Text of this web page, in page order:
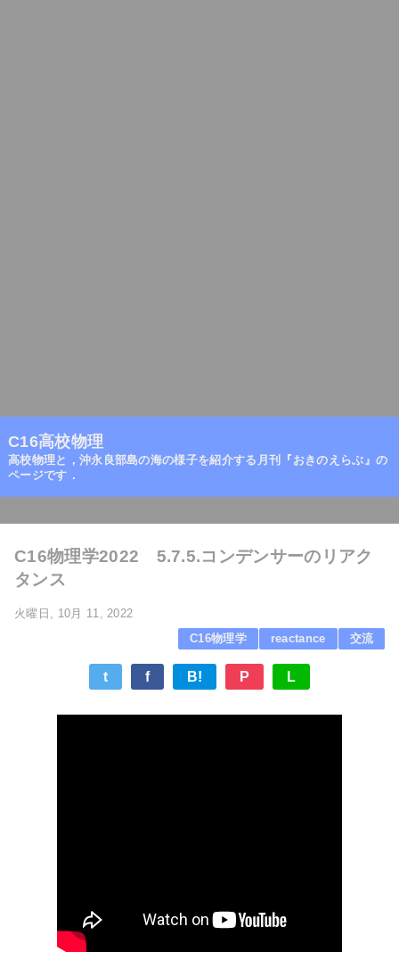
C16高校物理
高校物理と，沖永良部島の海の様子を紹介する月刊『おきのえらぶ』の
ページです．
C16物理学2022 5.7.5.コンデンサーのリアク
タンス
火曜日, 10月 11, 2022
C16物理学
reactance 交流
t f B! P L